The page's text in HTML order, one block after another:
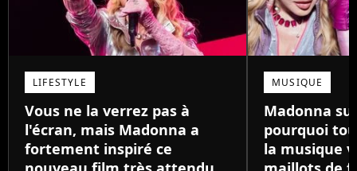
LIFESTYLE
Vous ne la verrez pas à
l'écran, mais Madonna a
fortement inspiré ce
MUSIQUE
Madonna
pourquoi
la musique